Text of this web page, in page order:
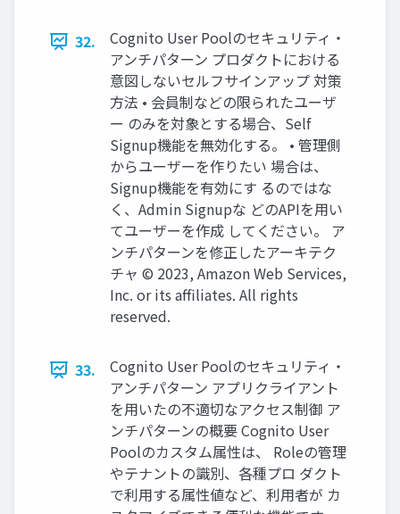
32.
Cognito User Poolのセキュリティ・
アンチパターン プロダクトにおける
意図しないセルフサインアップ 対策
方法 • 会員制などの限られたユーザ
ー のみを対象とする場合、Self
Signup機能を無効化する。 • 管理側
からユーザーを作りたい 場合は、
Signup機能を有効にす るのではな
く、Admin Signupな どのAPIを用い
てユーザーを作成 してください。 ア
ンチパターンを修正したアーキテク
チャ © 2023, Amazon Web Services,
Inc. or its affiliates. All rights
reserved.
33.
Cognito User Poolのセキュリティ・
アンチパターン アプリクライアント
を用いたの不適切なアクセス制御 ア
ンチパターンの概要 Cognito User
Poolのカスタム属性は、 Roleの管理
やテナントの識別、各種プロ ダクト
で利用する属性値など、利用者が カ